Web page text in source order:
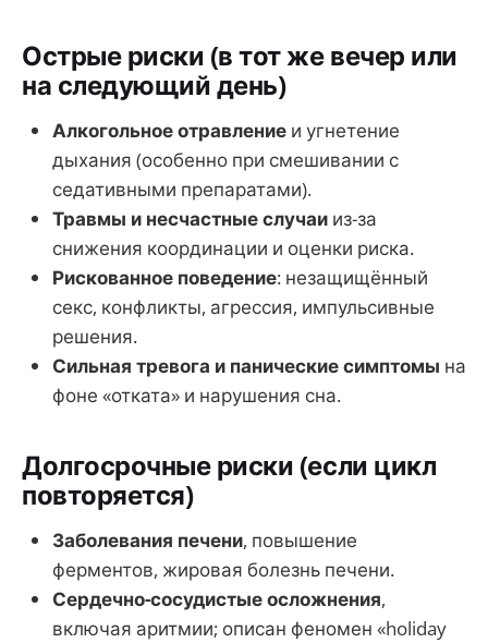
Острые риски (в тот же вечер или
на следующий день)
Алкогольное отравление и угнетение
дыхания (особенно при смешивании с
седативными препаратами).
Травмы и несчастные случаи из-за
снижения координации и оценки риска.
Рискованное поведение: незащищённый
секс, конфликты, агрессия, импульсивные
решения.
Сильная тревога и панические симптомы на
фоне «отката» и нарушения сна.
Долгосрочные риски (если цикл
повторяется)
Заболевания печени, повышение
ферментов, жировая болезнь печени.
Сердечно-сосудистые осложнения,
включая аритмии; описан феномен «holiday